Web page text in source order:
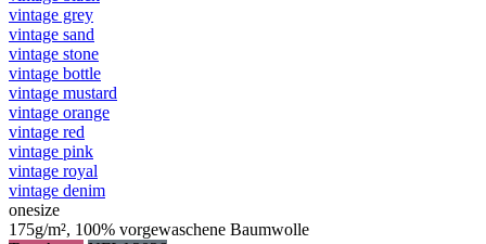
vintage grey
vintage sand
vintage stone
vintage bottle
vintage mustard
vintage orange
vintage red
vintage pink
vintage royal
vintage denim
onesize
175g/m², 100% vorgewaschene Baumwolle